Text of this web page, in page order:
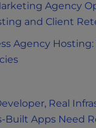
Agency
and Client
Agency
Real
Built Apps Need